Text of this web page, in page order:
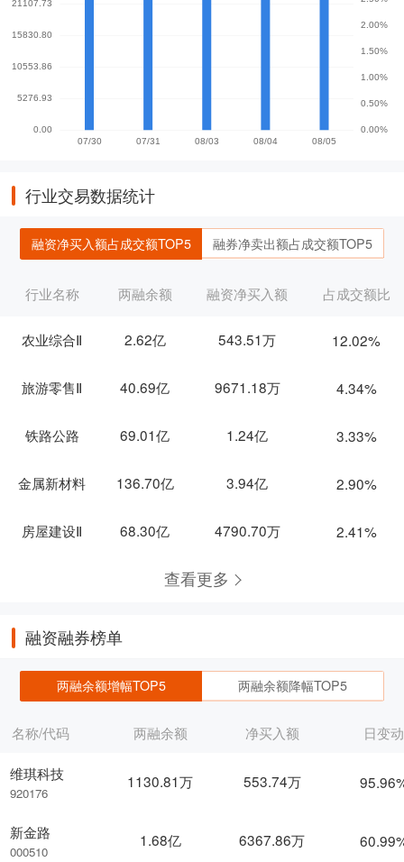
行业交易数据统计
融资净买入额占成交额TOP5 融券净卖出额占成交额TOP5
行业名称 两融余额 融资净买入额 占成交额比
农业综合Ⅱ 2.62亿 543.51万 12.02%
旅游零售Ⅱ 40.69亿 9671.18万 4.34%
铁路公路 69.01亿 1.24亿 3.33%
金属新材料 136.70亿 3.94亿 2.90%
房屋建设Ⅱ 68.30亿 4790.70万 2.41%
查看更多
融资融券榜单
两融余额增幅TOP5 两融余额降幅TOP5
名称/代码
维琪科技
920176
新金路
000510
两融余额 净买入额 日变动
1130.81万 553.74万
1.68亿 6367.86万